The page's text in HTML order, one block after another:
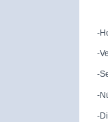
-
-
-
-
-